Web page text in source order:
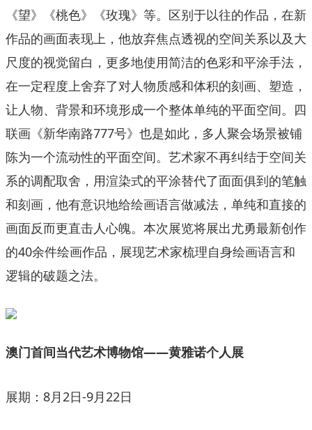
《望》《桃色》《玫瑰》等。区别于以往的作品，在新
作品的画面表现上，他放弃焦点透视的空间关系以及大
尺度的视觉留白，更多地使用简洁的色彩和平涂手法，
在一定程度上舍弃了对人物质感和体积的刻画、塑造，
让人物、背景和环境形成一个整体单纯的平面空间。四
联画《新华南路777号》也是如此，多人聚会场景被铺
陈为一个流动性的平面空间。艺术家不再纠结于空间关
系的调配取舍，用渲染式的平涂替代了面面俱到的笔触
和刻画，他有意识地给绘画语言做减法，单纯和直接的
画面反而更直击人心魄。本次展览将展出尤勇最新创作
的40余件绘画作品，展现艺术家梳理自身绘画语言和
逻辑的破题之法。
澳门首间当代艺术博物馆——黄雅诺个人展
展期：8月2日-9月22日